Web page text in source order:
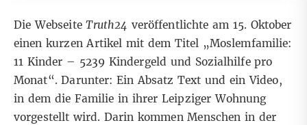
Die WebseiteTruth24 veröffentlichte am 15. Oktober
einen kurzen Artikel mit dem Titel „Moslemfamilie:
11 Kinder – 5239 Kindergeld und Sozialhilfe pro
Monat“. Darunter: Ein Absatz Text und ein Video,
in dem die Familie in ihrer Leipziger Wohnung
vorgestellt wird. Darin kommen Menschen in der